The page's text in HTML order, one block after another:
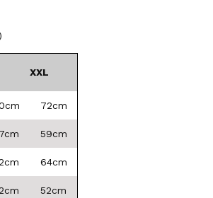
XXL
72cm
59cm
64cm
52cm